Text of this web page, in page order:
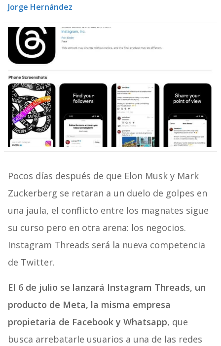
Jorge Hernández
Pocos días después de que Elon Musk y Mark
Zuckerberg se retaran a un duelo de golpes en
una jaula, el conflicto entre los magnates sigue
su curso pero en otra arena: los negocios.
Instagram Threads será la nueva competencia
de Twitter.
El 6 de julio se lanzará Instagram Threads, un
producto de Meta, la misma empresa
propietaria de Facebook y Whatsapp, que
busca arrebatarle usuarios a una de las redes